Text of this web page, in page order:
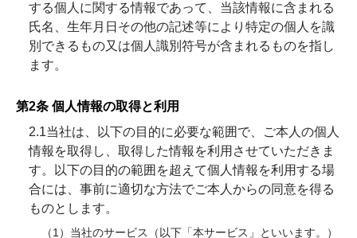
する個人に関する情報であって、当該情報に含まれる
氏名、生年月日その他の記述等により特定の個人を識
別できるもの又は個人識別符号が含まれるものを指し
ます。
第2条 個人情報の取得と利用
2.1当社は、以下の目的に必要な範囲で、ご本人の個⼈
情報を取得し、取得した情報を利用させていただきま
す。以下の⽬的の範囲を超えて個⼈情報を利⽤する場
合には、事前に適切な⽅法でご本人からの同意を得る
ものとします。
（1）当社のサービス（以下「本サービス」といいます。）